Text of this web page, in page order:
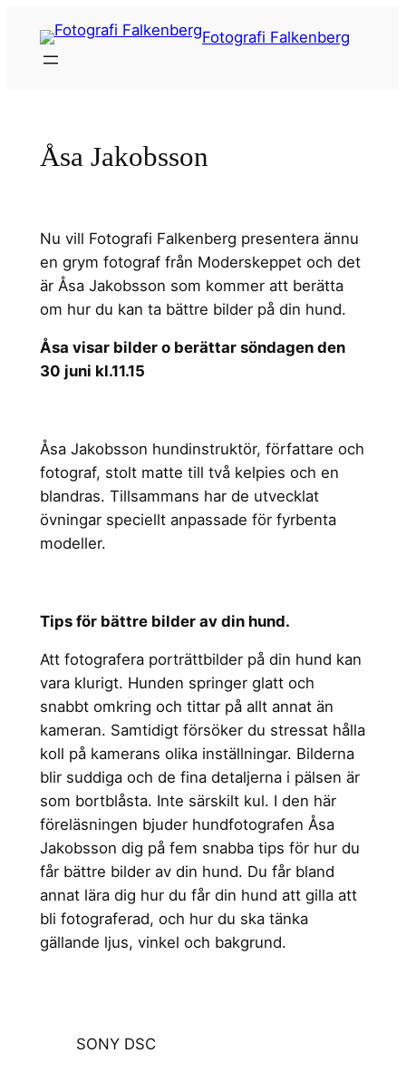
innehåll
Fotografi Falkenberg
Åsa Jakobsson
Nu vill Fotografi Falkenberg presentera ännu
en grym fotograf från Moderskeppet och det
är Åsa Jakobsson som kommer att berätta
om hur du kan ta bättre bilder på din hund.
Åsa visar bilder o berättar söndagen den
30 juni kl.11.15
Åsa Jakobsson hundinstruktör, författare och
fotograf, stolt matte till två kelpies och en
blandras. Tillsammans har de utvecklat
övningar speciellt anpassade för fyrbenta
modeller.
Tips för bättre bilder av din hund.
Att fotografera porträttbilder på din hund kan
vara klurigt. Hunden springer glatt och
snabbt omkring och tittar på allt annat än
kameran. Samtidigt försöker du stressat hålla
koll på kamerans olika inställningar. Bilderna
blir suddiga och de fina detaljerna i pälsen är
som bortblåsta. Inte särskilt kul. I den här
föreläsningen bjuder hundfotografen Åsa
Jakobsson dig på fem snabba tips för hur du
får bättre bilder av din hund. Du får bland
annat lära dig hur du får din hund att gilla att
bli fotograferad, och hur du ska tänka
gällande ljus, vinkel och bakgrund.
SONY DSC